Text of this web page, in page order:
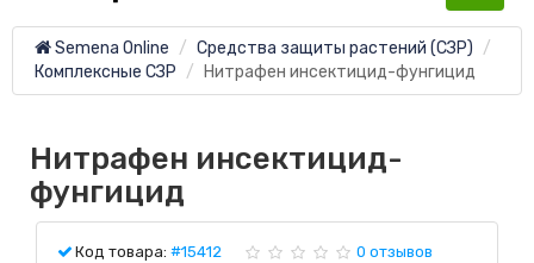
Semena Online
Средства защиты растений (СЗР)
Комплексные СЗР
Нитрафен инсектицид-фунгицид
Нитрафен инсектицид-
фунгицид
Код товара: #15412 0 отзывов